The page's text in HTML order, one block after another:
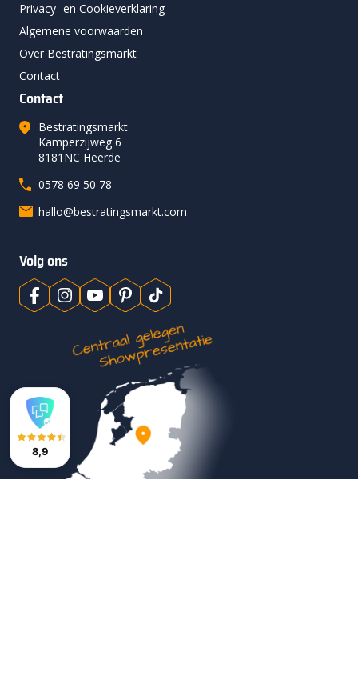
Privacy- en Cookieverklaring
Algemene voorwaarden
Over Bestratingsmarkt
Contact
Contact
Bestratingsmarkt
Kamperzijweg 6
8181NC Heerde
0578 69 50 78
hallo@bestratingsmarkt.com
Volg ons
8,9